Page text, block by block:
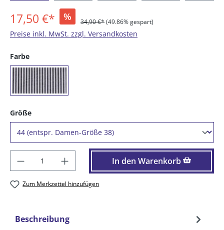
17,50 €* % 34,90 €*(49.86% gespart)
Preise inkl. MwSt. zzgl. Versandkosten
Farbeauswählen
(053) marine/weiß gestreift
Größeauswählen
Produkt Anzahl: Gib den gewünschten
In den Warenkorb
Zum Merkzettel hinzufügen
Beschreibung